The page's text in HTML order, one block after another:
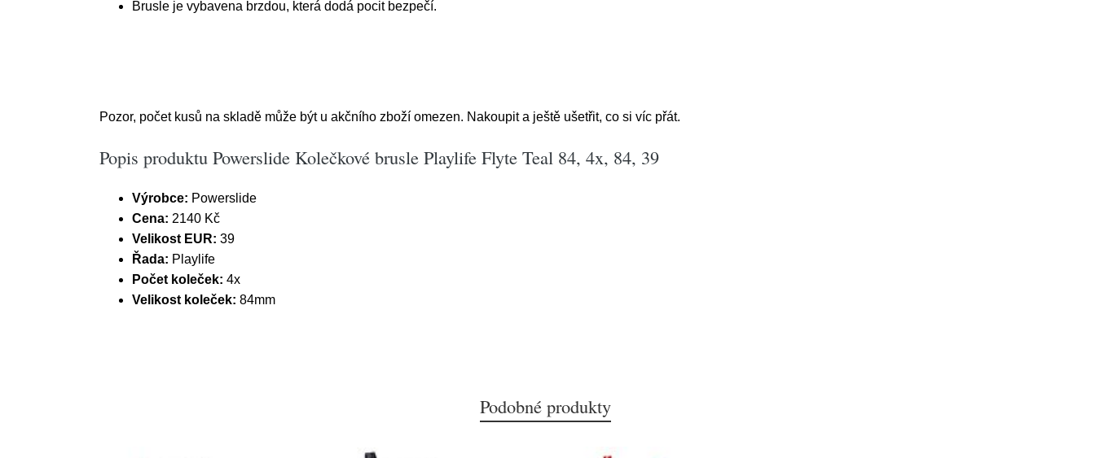
Brusle je vybavena brzdou, která dodá pocit bezpečí.
Pozor, počet kusů na skladě může být u akčního zboží omezen. Nakoupit a ještě ušetřit, co si víc přát.
Popis produktu Powerslide Kolečkové brusle Playlife Flyte Teal 84, 4x, 84, 39
Výrobce: Powerslide
Cena: 2140 Kč
Velikost EUR: 39
Řada: Playlife
Počet koleček: 4x
Velikost koleček: 84mm
Podobné produkty